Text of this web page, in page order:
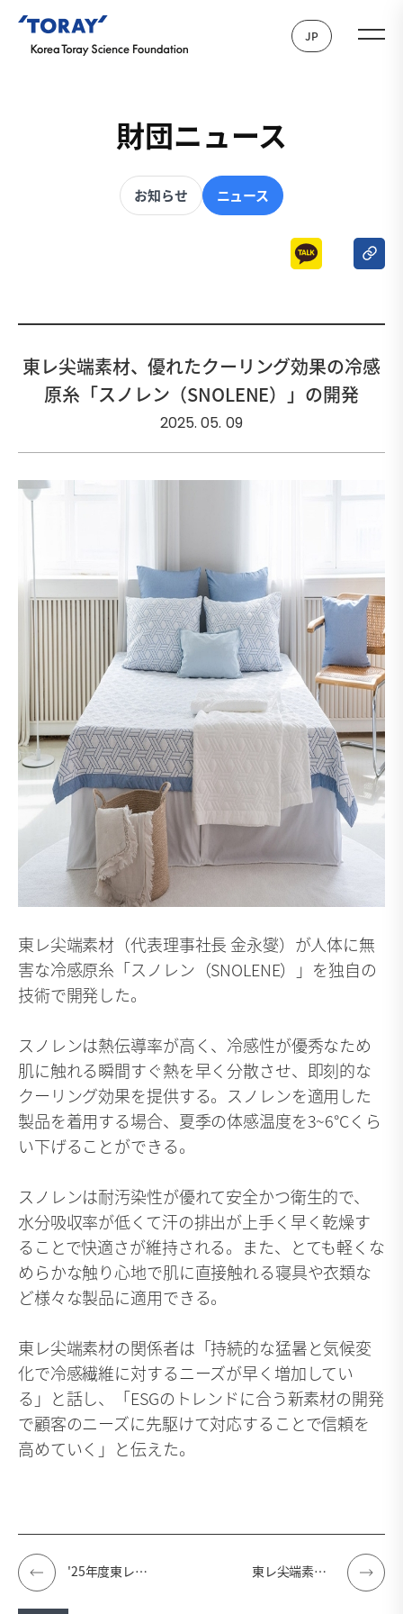
JP
財団ニュース
お知らせ ニュース
東レ尖端素材、優れたクーリング効果の冷感
原糸「スノレン（SNOLENE）」の開発
2025. 05. 09
東レ尖端素材（代表理事社長 金永燮）が人体に無
害な冷感原糸「スノレン（SNOLENE）」を独自の
技術で開発した。
スノレンは熱伝導率が高く、冷感性が優秀なため
肌に触れる瞬間すぐ熱を早く分散させ、即刻的な
クーリング効果を提供する。スノレンを適用した
製品を着用する場合、夏季の体感温度を3~6°Cくら
い下げることができる。
スノレンは耐汚染性が優れて安全かつ衛生的で、
水分吸収率が低くて汗の排出が上手く早く乾燥す
ることで快適さが維持される。また、とても軽くな
めらかな触り心地で肌に直接触れる寝具や衣類な
ど様々な製品に適用できる。
東レ尖端素材の関係者は「持続的な猛暑と気候変
化で冷感繊維に対するニーズが早く増加してい
る」と話し、「ESGのトレンドに合う新素材の開発
で顧客のニーズに先駆けて対応することで信頼を
高めていく」と伝えた。
'25年度東レ科学工学賞にムン・イル教授選定、化学工学教育と産業発展に寄与 東レ尖端素材、アップサイクリングノートパソコンの寄付で情報格差の解消とESG経営を実践